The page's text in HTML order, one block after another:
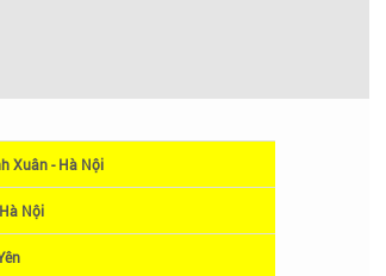
Xuân - Hà Nội
Nội